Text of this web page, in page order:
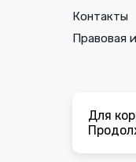
Контакты
Правовая
Вы
соглашения
Для